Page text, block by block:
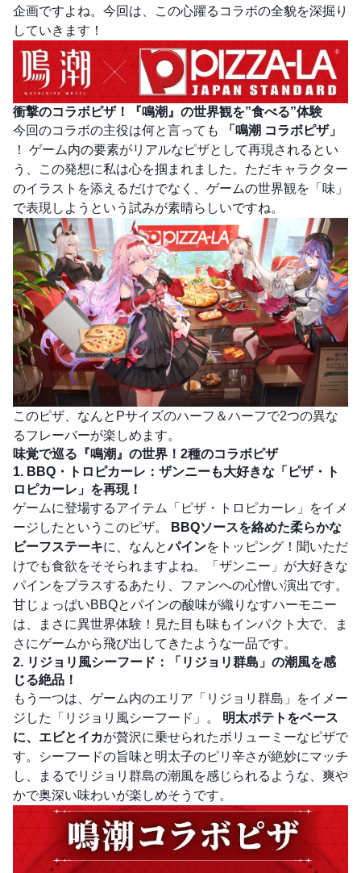
企画ですよね。今回は、この心躍るコラボの全貌を深掘り
していきます！
衝撃のコラボピザ！『鳴潮』の世界観を”食べる”体験
今回のコラボの主役は何と言っても
「鳴潮 コラボピザ」
！ ゲーム内の要素がリアルなピザとして再現されるとい
う、この発想に私は心を掴まれました。ただキャラクター
のイラストを添えるだけでなく、ゲームの世界観を「味」
で表現しようという試みが素晴らしいですね。
このピザ、なんとPサイズのハーフ＆ハーフで2つの異な
るフレーバーが楽しめます。
味覚で巡る『鳴潮』の世界！2種のコラボピザ
1. BBQ・トロピカーレ：ザンニーも大好きな「ピザ・ト
ロピカーレ」を再現！
ゲームに登場するアイテム「ピザ・トロピカーレ」をイメ
ージしたというこのピザ。
BBQソースを絡めた柔らかな
ビーフステーキに、なんとパインをトッピング！聞いただ
けでも食欲をそそられますよね。「ザンニー」が大好きな
パインをプラスするあたり、ファンへの心憎い演出です。
甘じょっぱいBBQとパインの酸味が織りなすハーモニー
は、まさに異世界体験！見た目も味もインパクト大で、ま
さにゲームから飛び出してきたような一品です。
2. リジョリ風シーフード：「リジョリ群島」の潮風を感
じる絶品！
もう一つは、ゲーム内のエリア「リジョリ群島」をイメー
ジした「リジョリ風シーフード」。 明太ポテトをベース
に、エビとイカが贅沢に乗せられたボリューミーなピザで
す。シーフードの旨味と明太子のピリ辛さが絶妙にマッチ
し、まるでリジョリ群島の潮風を感じられるような、爽や
かで奥深い味わいが楽しめそうです。